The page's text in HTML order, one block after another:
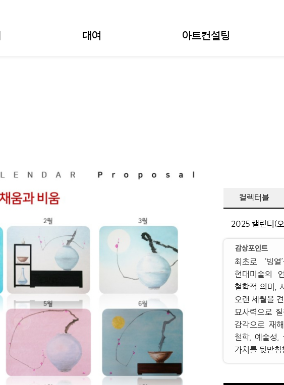
대여 아트컨설팅
컬렉터블
2025 캘린더(
감상포인트
최초로 ‘빙
현대미술의
철학적 의미,
오랜 세월을
묘사력으로
감각으로 재
철학, 예술성,
가치를 뒷받침